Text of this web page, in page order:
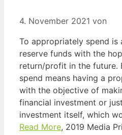
4. November 2021 von
To appropriately spend
reserve funds with the
return/profit in the future.
spend means having a
with the objective of
financial investment or
investment itself, which
Read More, 2019 Media